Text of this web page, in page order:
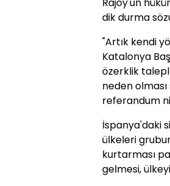
Rajoy'un
dik durma
"Artık kendi
Katalonya
özerklik
neden olması
referandum
İspanya'daki
ülkeleri
kurtarması
gelmesi,